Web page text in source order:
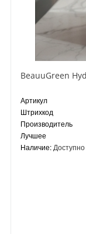
Артикул
Штрихкод
Производитель
Лучшее
Наличие: Доступно